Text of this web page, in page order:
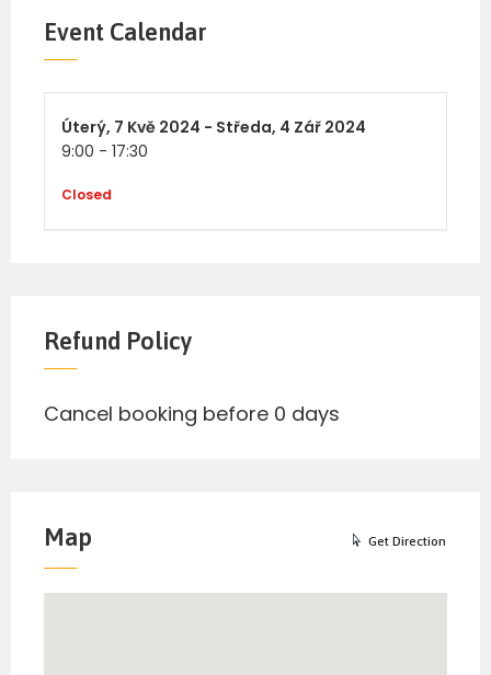
Event Calendar
Úterý, 7 Kvě 2024 - Středa, 4 Zář 2024
9:00 - 17:30
Closed
Refund Policy
Cancel booking before 0 days
Map Get Direction